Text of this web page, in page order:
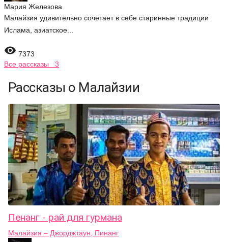
Мария Железова
Малайзия удивительно сочетает в себе старинные традиции
Ислама, азиатское...
 7373
Все рассказы 3
Рассказы о Малайзии
Пенанг - рай для гурмана
Малайзия – Джорджтаун, Пинанг